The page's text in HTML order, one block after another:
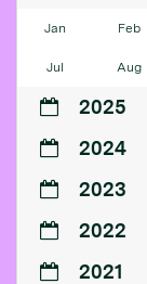
Jan Feb
Jul Aug
2025
2024
2023
2022
2021